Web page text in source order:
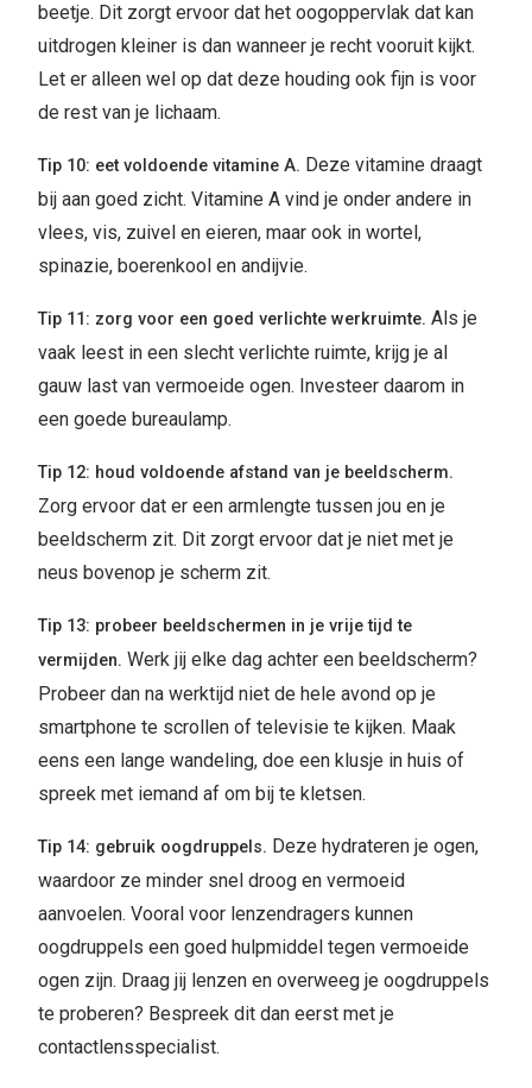
beetje. Dit zorgt ervoor dat het oogoppervlak dat kan
uitdrogen kleiner is dan wanneer je recht vooruit kijkt.
Let er alleen wel op dat deze houding ook fijn is voor
de rest van je lichaam.
Tip 10: eet voldoende vitamine A. Deze vitamine draagt
bij aan goed zicht. Vitamine A vind je onder andere in
vlees, vis, zuivel en eieren, maar ook in wortel,
spinazie, boerenkool en andijvie.
Tip 11: zorg voor een goed verlichte werkruimte. Als je
vaak leest in een slecht verlichte ruimte, krijg je al
gauw last van vermoeide ogen. Investeer daarom in
een goede bureaulamp.
Tip 12: houd voldoende afstand van je beeldscherm.
Zorg ervoor dat er een armlengte tussen jou en je
beeldscherm zit. Dit zorgt ervoor dat je niet met je
neus bovenop je scherm zit.
Tip 13: probeer beeldschermen in je vrije tijd te
vermijden. Werk jij elke dag achter een beeldscherm?
Probeer dan na werktijd niet de hele avond op je
smartphone te scrollen of televisie te kijken. Maak
eens een lange wandeling, doe een klusje in huis of
spreek met iemand af om bij te kletsen.
Tip 14: gebruik oogdruppels. Deze hydrateren je ogen,
waardoor ze minder snel droog en vermoeid
aanvoelen. Vooral voor lenzendragers kunnen
oogdruppels een goed hulpmiddel tegen vermoeide
ogen zijn. Draag jij lenzen en overweeg je oogdruppels
te proberen? Bespreek dit dan eerst met je
contactlensspecialist.